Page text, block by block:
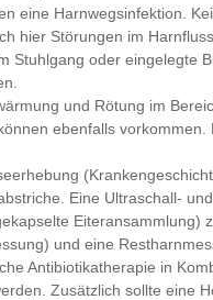
eine Harnwegsinfektion.
hier Störungen im
Stuhlgang oder eingelegte
und Rötung im
ebenfalls
Eine Ultraschall-
Eiteransammlung)
und eine
Antibiotikatherapie in
Zusätzlich sollte eine